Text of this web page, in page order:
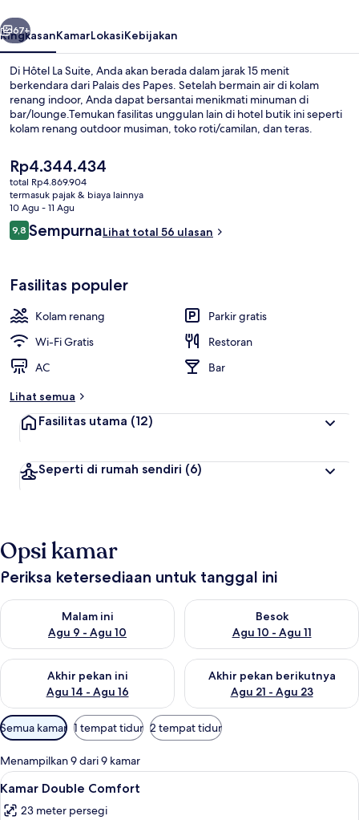
Berikutnya
67+
RingkasanKamarLokasiKebijakan
Di Hôtel La Suite, Anda akan berada dalam jarak 15 menit
berkendara dari Palais des Papes. Setelah bermain air di kolam
renang indoor, Anda dapat bersantai menikmati minuman di
bar/lounge.Temukan fasilitas unggulan lain di hotel butik ini seperti
kolam renang outdoor musiman, toko roti/camilan, dan teras.
Harga
saat
ini
Rp4.344.434
Rp4.344.434
total Rp4.869.904
termasuk pajak & biaya lainnya
10 Agu - 11 Agu
Ulasan
9,89,8 dari 10
SempurnaLihat total 56 ulasan
Fasilitas populer
Kolam renang
Parkir gratis
Wi-Fi Gratis
Restoran
AC
Bar
Lihat semua
Fasilitas utama (12)
Seperti di rumah sendiri (6)
Opsi kamar
Periksa ketersediaan untuk tanggal ini
Malam ini
Agu 9 - Agu 10
Periksa ketersediaan untuk malam ini Agu 9 - Agu 10
Besok
Agu 10 - Agu 11
Periksa ketersediaan untuk
Akhir pekan ini
Agu 14 - Agu 16
Periksa ketersediaan untuk akhir pekan ini Agu 14 - Agu 16
Akhir pekan berikutnya
Agu 21 - Agu 23
Periksa ketersediaan untuk
Filter
tersedia
untuk
kamar
Semua kamar 1 tempat tidur 2 tempat tidur
Menampilkan 9 dari 9 kamar
Lihat
semua
Kamar Double Comfort | Seprai
4
Kamar Double Comfort
23 meter persegi